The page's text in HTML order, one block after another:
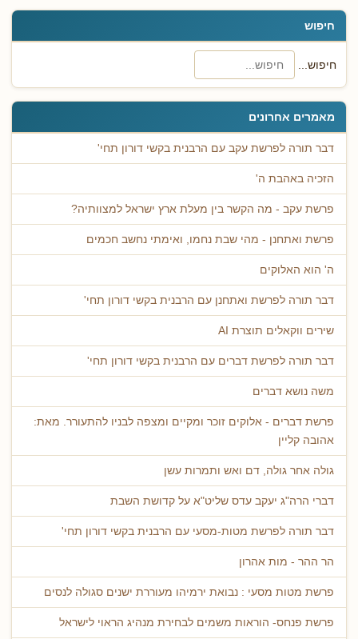
חיפוש
חיפוש...
מאמרים אחרונים
דבר תורה לפרשת עקב עם הרבנית בקשי דורון תחי'
הזכיה באהבת ה'
פרשת עקב - מה הקשר בין מעלת ארץ ישראל למצוותיה?
פרשת ואתחנן - מהי שבת נחמו, ואימתי נחשב חכמים
ה' הוא האלוקים
דבר תורה לפרשת ואתחנן עם הרבנית בקשי דורון תחי'
שירים ווקאלים תוצרת AI
דבר תורה לפרשת דברים עם הרבנית בקשי דורון תחי'
משה נושא דברים
פרשת דברים - אלוקים זוכר ומקיים ומצפה לבניו להתעורר. מאת:
אהובה קליין
גולה אחר גולה, דם ואש ותמרות עשן
דברי הרה"ג יעקב עדס שליט"א על קדושת השבת
דבר תורה לפרשת מטות-מסעי עם הרבנית בקשי דורון תחי'
הר ההר - מות אהרון
פרשת מטות מסעי : נבואת ירמיהו מעוררת ישנים סגולה לנסים
פרשת פנחס- הוראות משמים לבחירת מנהיג הראוי לישראל